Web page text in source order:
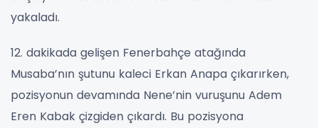
yakaladı.
12. dakikada gelişen Fenerbahçe atağında
Musaba’nın şutunu kaleci Erkan Anapa çıkarırken,
pozisyonun devamında Nene’nin vuruşunu Adem
Eren Kabak çizgiden çıkardı. Bu pozisyona